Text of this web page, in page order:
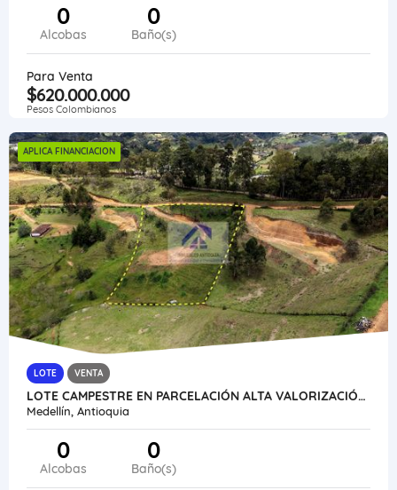
0
Alcobas
0
Baño(s)
Para Venta
$620.000.000
Pesos Colombianos
APLICA FINANCIACION
LOTE VENTA
LOTE CAMPESTRE EN PARCELACIÓN ALTA VALORIZACIÓN APLICA FINANCIACIÓN
Medellín, Antioquia
0
Alcobas
0
Baño(s)